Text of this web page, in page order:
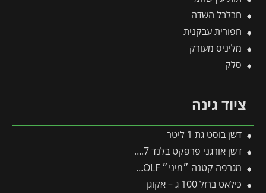
חבלבל השדה
חפורית עבקנית
מליניס מעורק
סלק
ציוד גינה
דשן בוסט גת 1 ליטר
דשן אורגני פרפקט בלנד 2.7 ק"ג
מגרפה קטנה ״מיני״ LJ-M/zm15 – WOLF
כילאט ברזל 100 ג – אקוגן